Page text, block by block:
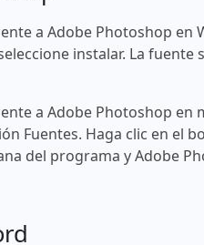
a Adobe Photoshop en
instalar. La fuente
a Adobe Photoshop en
Fuentes. Haga clic en
del programa y Adobe